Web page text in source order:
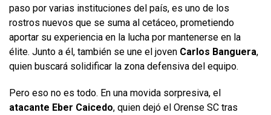
paso por varias instituciones del país, es uno de los
rostros nuevos que se suma al cetáceo, prometiendo
aportar su experiencia en la lucha por mantenerse en la
élite. Junto a él, también se une el joven Carlos Banguera,
quien buscará solidificar la zona defensiva del equipo.
Pero eso no es todo. En una movida sorpresiva, el
atacante Eber Caicedo, quien dejó el Orense SC tras